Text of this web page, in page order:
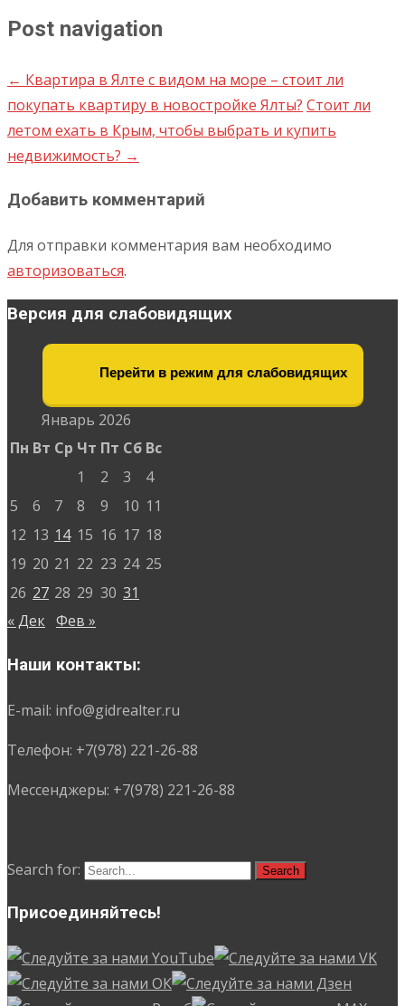
Post navigation
← Квартира в Ялте с видом на море – стоит ли
покупать квартиру в новостройке Ялты? Стоит ли
летом ехать в Крым, чтобы выбрать и купить
недвижимость? →
Добавить комментарий
Для отправки комментария вам необходимо
авторизоваться.
Версия для слабовидящих
Перейти в режим для слабовидящих
Январь 2026
Пн Вт Ср Чт Пт Сб Вс
1
2 3
4
5
6 7 8 9 10 11
12 13 14 15 16 17 18
19 20 21 22 23 24 25
26 27 28 29 30 31
« Дек Фев »
Наши контакты:
E-mail: info@gidrealter.ru
Телефон: +7(978) 221-26-88
Мессенджеры: +7(978) 221-26-88
Search for:
Присоединяйтесь!